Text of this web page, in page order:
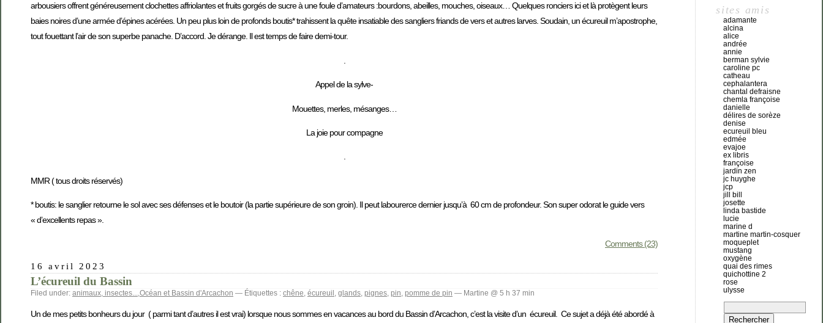
arbousiers offrent généreusement clochettes affriolantes et fruits gorgés de sucre à une foule d’amateurs :bourdons, abeilles, mouches, oiseaux… Quelques ronciers ici et là protègent leurs
baies noires d’une armée d’épines acérées. Un peu plus loin de profonds boutis* trahissent la quête insatiable des sangliers friands de vers et autres larves. Soudain, un écureuil m’apostrophe,
tout fouettant l’air de son superbe panache. D’accord. Je dérange. Il est temps de faire demi-tour.
Appel de la sylve-
Mouettes, merles, mésanges…
La joie pour compagne
.
MMR ( tous droits réservés)
* boutis: le sanglier retourne le sol avec ses défenses et le boutoir (la partie supérieure de son groin). Il peut labourerce dernier jusqu’à 60 cm de profondeur. Son super odorat le guide vers
« d’excellents repas ».
Comments (23)
16 avril 2023
L’écureuil du Bassin
Filed under: animaux, insectes...,Océan et Bassin d'Arcachon — Étiquettes : chêne, écureuil , glands, pignes, pin, pomme de pin — Martine @ 5 h 37 min
Un de mes petits bonheurs du jour ( parmi tant d’autres il est vrai) lorsque nous sommes en vacances au bord du Bassin d’Arcachon, c’est la visite d’un écureuil. Ce sujet a déjà été abordé à
sites amis
adamante
alcina
alice
andrée
annie
berman sylvie
caroline pc
catheau
cephalantera
chantal defraisne
chemla françoise
danielle
délires de sorèze
denise
ecureuil bleu
edmée
evajoe
ex libris
françoise
jardin zen
jc huyghe
jcp
jill bill
josette
linda bastide
lucie
marine d
martine martin-cosquer
moqueplet
mustang
oxygène
quai des rimes
quichottine 2
rose
ulysse